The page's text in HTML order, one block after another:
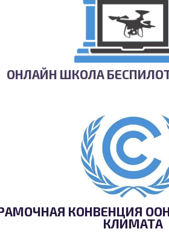
ОНЛАЙН ШКОЛА
КОНВЕНЦИЯ
КЛИМАТА